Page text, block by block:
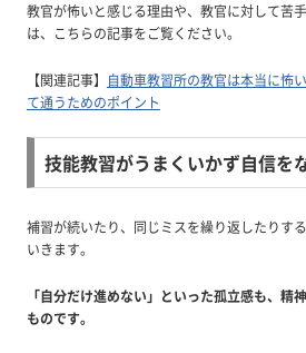
教官が怖いと感じる理由や、教官に対して苦
は、こちらの記事をご覧ください。
【関連記事】 自動車教習所の教官は本当に怖
て通うためのポイント
技能教習がうまくいかず自信を
補習が続いたり、同じミスを繰り返したりす
いきます。
「自分だけ進めない」といった孤立感も、精
ものです。